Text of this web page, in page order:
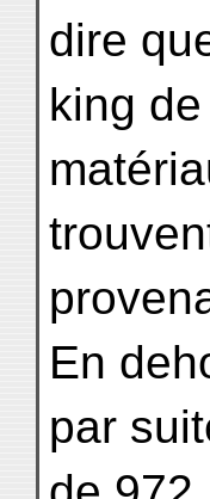
dire
king
En
par